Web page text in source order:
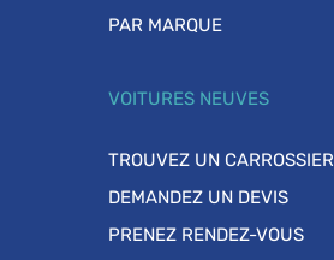
PAR MARQUE
VOITURES NEUVES
TROUVEZ UN CARROSSIER
DEMANDEZ UN DEVIS
PRENEZ RENDEZ-VOUS